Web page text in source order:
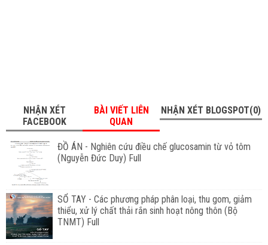
NHẬN XÉT
FACEBOOK
BÀI VIẾT LIÊN
QUAN
NHẬN XÉT BLOGSPOT(0)
ĐỒ ÁN - Nghiên cứu điều chế glucosamin từ vỏ tôm
(Nguyễn Đức Duy) Full
SỔ TAY - Các phương pháp phân loại, thu gom, giảm
thiểu, xử lý chất thải rắn sinh hoạt nông thôn (Bộ
TNMT) Full